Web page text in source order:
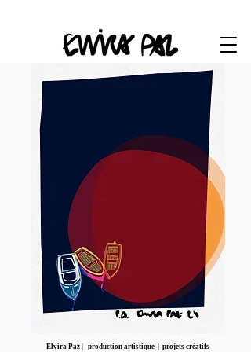
Elvira Paz | production artistique | projets créatifs